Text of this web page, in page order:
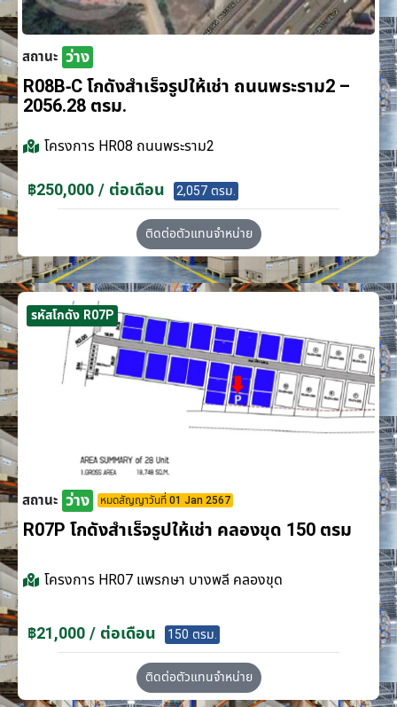
สถานะ ว่าง
R08B-C โกดังสำเร็จรูปให้เช่า ถนนพระราม2 –
2056.28 ตรม.
โครงการ HR08 ถนนพระราม2
฿250,000 / ต่อเดือน 2,057 ตรม.
ติดต่อตัวแทนจำหน่าย
รหัสโกดัง R07P
สถานะ ว่าง หมดสัญญาวันที่ 01 Jan 2567
R07P โกดังสำเร็จรูปให้เช่า คลองขุด 150 ตรม
โครงการ HR07 แพรกษา บางพลี คลองขุด
฿21,000 / ต่อเดือน 150 ตรม.
ติดต่อตัวแทนจำหน่าย